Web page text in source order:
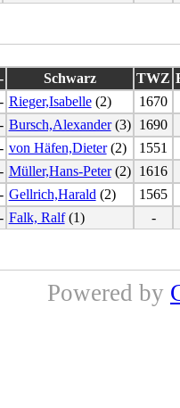
- Schwarz TWZ
- Rieger,Isabelle(2)
1670
- Bursch,Alexander(3)
1690
- von Häfen,Dieter(2)
1551
- Müller,Hans-Peter(2)
1616
- Gellrich,Harald (2)
1565
- Falk, Ralf(1) -
Powered by